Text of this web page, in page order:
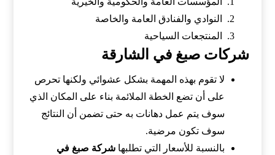
النوادي والفنادق العامة والخاصة
المنتجعات السياحية
شركات صبغ في الشارقة
لا تقوم بهذه المهمة بشكل عشوائي ولكنها تحرص
على أن تضع الخطة الملائمة بناء على المكان الذي
سوف يتم عمل دهانات به حتى تضمن أن النتائج
سوف تكون مرضية.
بالنسبة للأسعار التي تطلبهاشركة صبغ في